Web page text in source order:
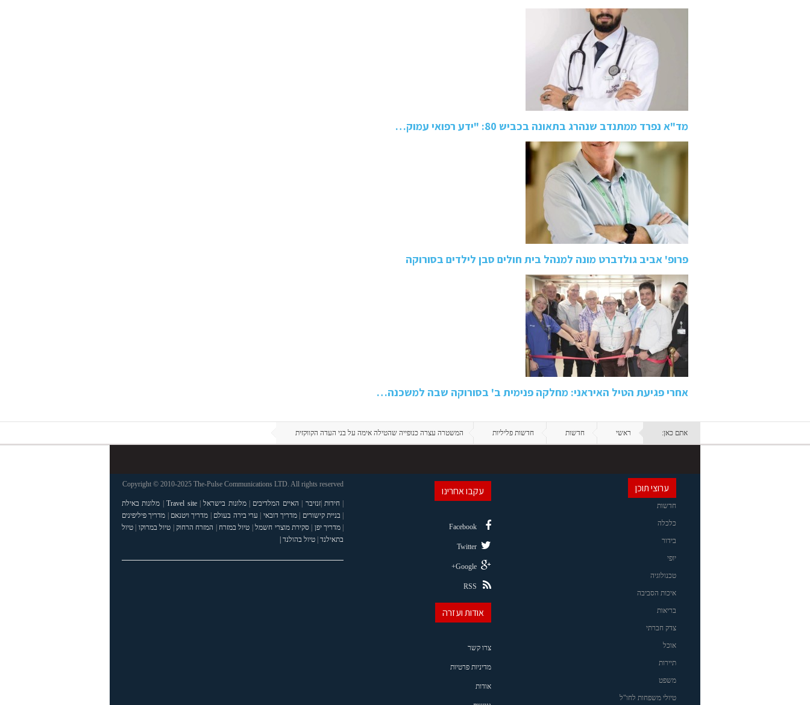
מד"א נפרד ממתנדב שנהרג בתאונה בכביש 80: "ידע רפואי עמוק…
פרופ' אביב גולדברט מונה למנהל בית חולים סבן לילדים בסורוקה
אחרי פגיעת הטיל האיראני: מחלקה פנימית ב' בסורוקה שבה למשכנה…
אתם כאן: ראשי חדשות חדשות פליליות המשטרה עצרה כנופייה שהטילה אימה על בני העדה הקווקזית
ערוצי תוכן
חדשות
כלכלה
בידור
יופי
טכנולוגיה
איכות הסביבה
בריאות
צדק חברתי
אוכל
תיירות
משפט
טיולי משפחות לחו"ל
עקבו אחרינו
Facebook
Twitter
Google+
RSS
אודות ועזרה
צרו קשר
מדיניות פרטיות
אודות
Copyright © 2010-2025 The-Pulse Communications LTD. All rights reserved
| חידות |זנזיבר | האיים המלדיבים |מלונות בישראל|
Travel site
| מלונות באילת
| בניית קישורים |מדריך דובאי | ערי בירה בעולם | מדריך ויטנאם | מדריך פיליפינים
| מדריך יפן |סקירת מוצרי חשמל| טיול במזרח | המזרח הרחוק | טיול במרוקו | טיול
בתאילנד| טיול בהולנד |